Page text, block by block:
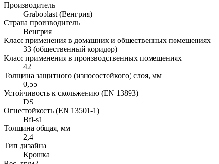
Производитель
Graboplast (Венгрия)
Страна производитель
Венгрия
Класс применения в домашних и общественных помещениях
33 (общественный коридор)
Класс применения в производственных помещениях
42
Толщина защитного (износостойкого) слоя, мм
0,55
Устойчивость к скольжению (EN 13893)
DS
Огнестойкость (EN 13501-1)
Bfl-s1
Толщина общая, мм
2,4
Тип дизайна
Крошка